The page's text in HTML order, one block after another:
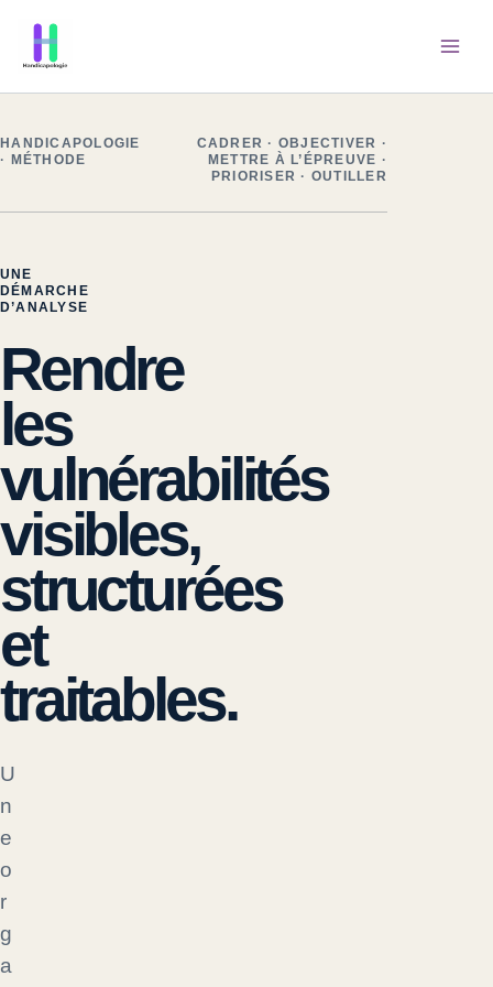
HANDICAPOLOGIE
· MÉTHODE
CADRER · OBJECTIVER ·
METTRE À L’ÉPREUVE ·
PRIORISER · OUTILLER
UNE
DÉMARCHE
D’ANALYSE
Rendre
les
vulnérabilités
visibles,
structurées
et
traitables.
U
n
e
o
r
g
a